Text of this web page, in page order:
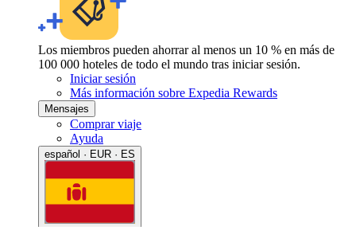
Los miembros pueden ahorrar al menos un 10 % en más de
100 000 hoteles de todo el mundo tras iniciar sesión.
Iniciar sesión
Más información sobre Expedia Rewards
Mensajes
Comprar viaje
Ayuda
español · EUR · ES